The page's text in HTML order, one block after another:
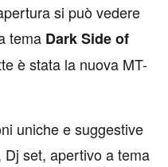
si può vedere
tema Dark Side of
è stata la nuova MT-
uniche e suggestive
set, apertivo a tema